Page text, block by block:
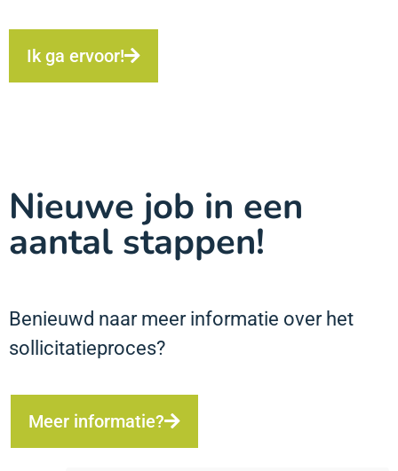
Ik ga ervoor!
Nieuwe job in een
aantal stappen!
Benieuwd naar meer informatie over het
sollicitatieproces?
Meer informatie?